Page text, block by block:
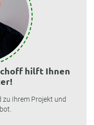
hilft Ihnen
zu Ihrem Projekt und